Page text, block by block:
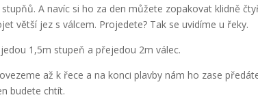
A navíc si ho za den můžete zopakovat klidně
větší jez s válcem. Projedete? Tak se uvidíme u řeky.
1,5m stupeň a přejedou 2m válec.
až k řece a na konci plavby nám ho zase
budete chtít.